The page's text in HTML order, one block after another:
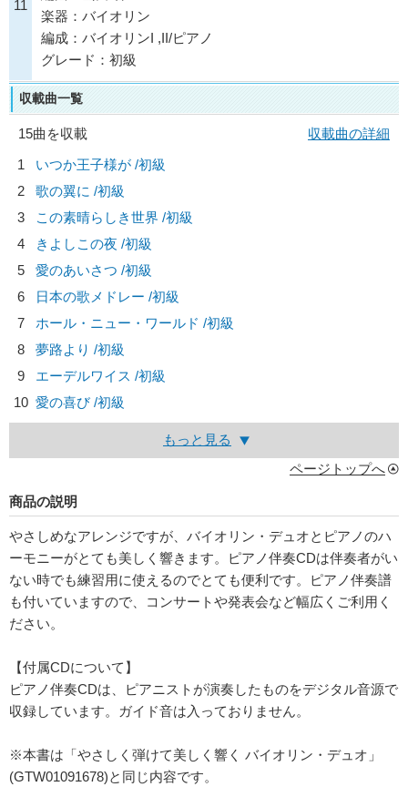
11
楽器：バイオリン
編成：バイオリンI ,II/ピアノ
グレード：初級
収載曲一覧
15曲を収載
収載曲の詳細
1
いつか王子様が /初級
2
歌の翼に /初級
3
この素晴らしき世界 /初級
4
きよしこの夜 /初級
5
愛のあいさつ /初級
6
日本の歌メドレー /初級
7
ホール・ニュー・ワールド /初級
8
夢路より /初級
9
エーデルワイス /初級
10 愛の喜び /初級
もっと見る
ページトップへ
商品の説明
やさしめなアレンジですが、バイオリン・デュオとピアノのハ
ーモニーがとても美しく響きます。ピアノ伴奏CDは伴奏者がい
ない時でも練習用に使えるのでとても便利です。ピアノ伴奏譜
も付いていますので、コンサートや発表会など幅広くご利用く
ださい。
【付属CDについて】
ピアノ伴奏CDは、ピアニストが演奏したものをデジタル音源で
収録しています。ガイド音は入っておりません。
※本書は「やさしく弾けて美しく響く バイオリン・デュオ」
(GTW01091678)と同じ内容です。